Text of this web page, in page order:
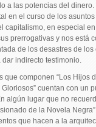
a las potencias del dinero.
en el curso de los
capitalismo, en especial
prerrogativas y nos está
de los desastres de los
dar indirecto testimonio.
que componen “Los Hijos
Gloriosos” cuentan con un
algún lugar que no
de la Novela
que hacen a la